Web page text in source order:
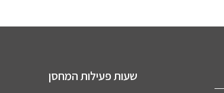
שעות פעילות המחסן